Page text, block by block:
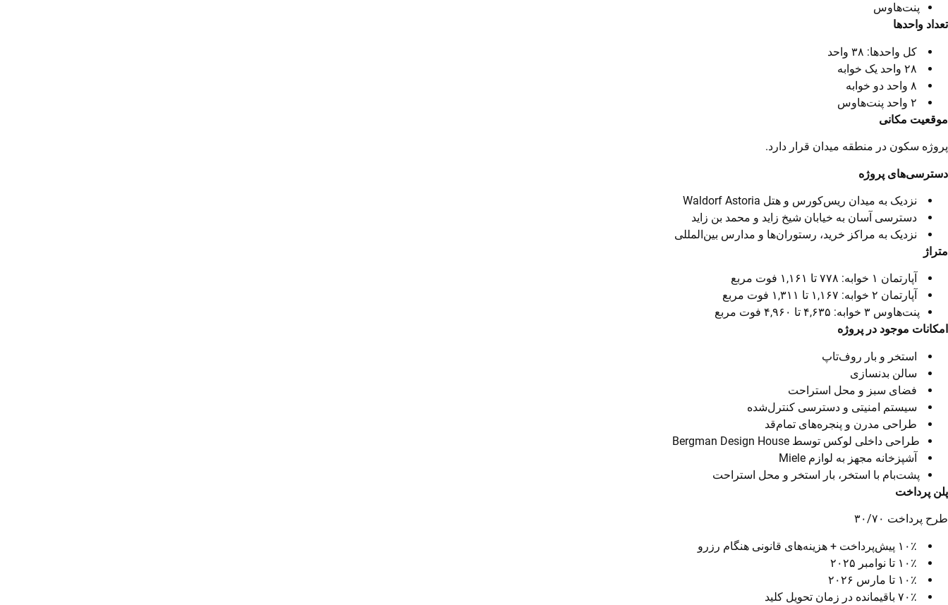
پنت‌هاوس
تعداد واحدها
کل واحدها: ۳۸ واحد
موقعیت مکانی
پروژه سکون در منطقه میدان قرار دارد.
دسترسی‌های پروژه
نزدیک به میدان ریس‌کورس و هتل Waldorf Astoria
دسترسی آسان به خیابان شیخ زاید و محمد بن زاید
نزدیک به مراکز خرید، رستوران‌ها و مدارس بین‌المللی
متراژ
آپارتمان ۱ خوابه: ۷۷۸ تا ۱,۱۶۱ فوت مربع
آپارتمان ۲ خوابه: ۱,۱۶۷ تا ۱,۳۱۱ فوت مربع
پنت‌هاوس ۳ خوابه: ۴,۶۳۵ تا ۴,۹۶۰ فوت مربع
امکانات موجود در پروژه
استخر و بار روف‌تاپ
سالن بدنسازی
فضای سبز و محل استراحت
سیستم امنیتی و دسترسی کنترل‌شده
طراحی مدرن و پنجره‌های تمام‌قد
طراحی داخلی لوکس توسط Bergman Design House
آشپزخانه مجهز به لوازم Miele
پشت‌بام با استخر، بار استخر و محل استراحت
پلن پرداخت
طرح پرداخت ۳۰/۷۰